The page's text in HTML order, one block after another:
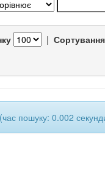
| Сортування
пошуку: 0.002